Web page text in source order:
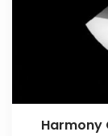
Harmony